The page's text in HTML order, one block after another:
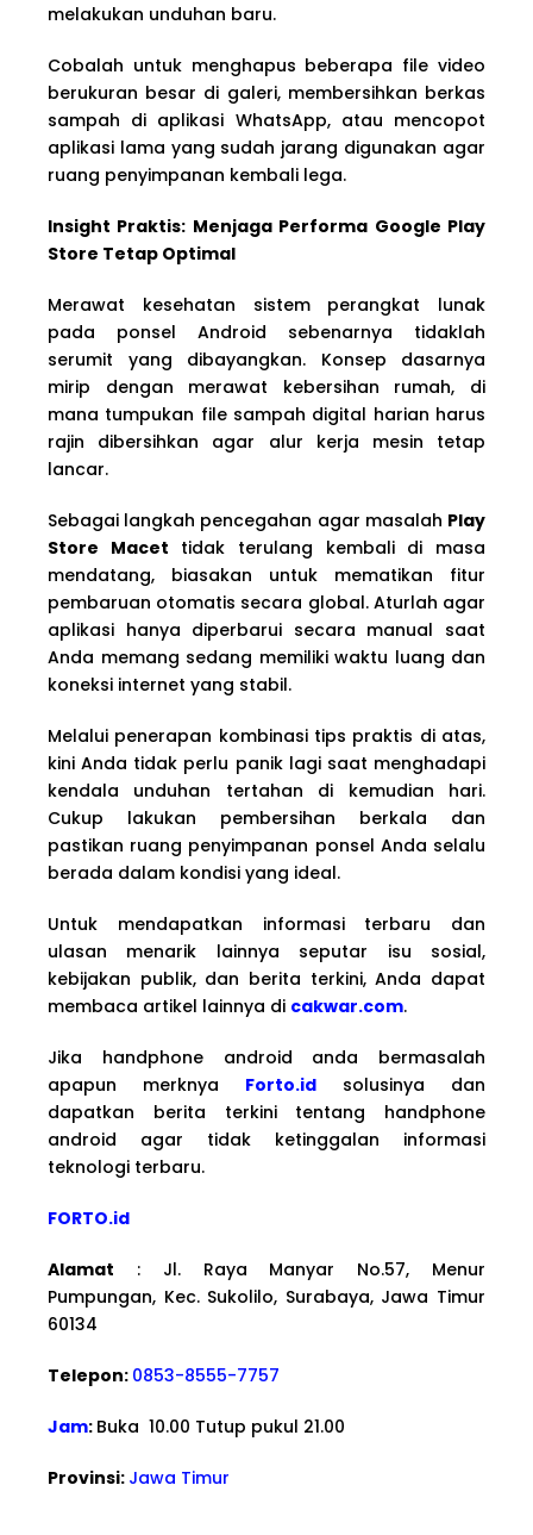
melakukan unduhan baru.
Cobalah untuk menghapus beberapa file video
berukuran besar di galeri, membersihkan berkas
sampah di aplikasi WhatsApp, atau mencopot
aplikasi lama yang sudah jarang digunakan agar
ruang penyimpanan kembali lega.
Insight Praktis: Menjaga Performa Google Play
Store Tetap Optimal
Merawat kesehatan sistem perangkat lunak
pada ponsel Android sebenarnya tidaklah
serumit yang dibayangkan. Konsep dasarnya
mirip dengan merawat kebersihan rumah, di
mana tumpukan file sampah digital harian harus
rajin dibersihkan agar alur kerja mesin tetap
lancar.
Sebagai langkah pencegahan agar masalah Play
Store Macet tidak terulang kembali di masa
mendatang, biasakan untuk mematikan fitur
pembaruan otomatis secara global. Aturlah agar
aplikasi hanya diperbarui secara manual saat
Anda memang sedang memiliki waktu luang dan
koneksi internet yang stabil.
Melalui penerapan kombinasi tips praktis di atas,
kini Anda tidak perlu panik lagi saat menghadapi
kendala unduhan tertahan di kemudian hari.
Cukup lakukan pembersihan berkala dan
pastikan ruang penyimpanan ponsel Anda selalu
berada dalam kondisi yang ideal.
Untuk mendapatkan informasi terbaru dan
ulasan menarik lainnya seputar isu sosial,
kebijakan publik, dan berita terkini, Anda dapat
membaca artikel lainnya di cakwar.com.
Jika handphone android anda bermasalah
apapun merknya Forto.id solusinya dan
dapatkan berita terkini tentang handphone
android agar tidak ketinggalan informasi
teknologi terbaru.
FORTO.id
Alamat : Jl. Raya Manyar No.57, Menur
Pumpungan, Kec. Sukolilo, Surabaya, Jawa Timur
60134
Telepon: 0853-8555-7757
Jam: Buka 10.00 Tutup pukul 21.00
Provinsi: Jawa Timur